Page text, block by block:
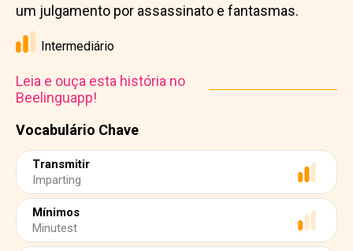
Vocabulário Chave
Transmitir
Imparting
Mínimos
Minutest
um julgamento por assassinato e fantasmas.
Intermediário
Leia e ouça esta história no
Beelinguapp!